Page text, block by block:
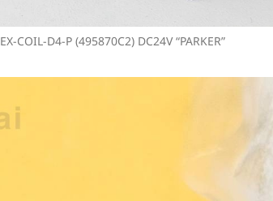
EX-COIL-D4-P (495870C2) DC24V “PARKER”